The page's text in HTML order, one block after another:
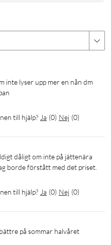
till hjälp? Ja (0) Nej (0)
borde förstått med det priset.
till hjälp? Ja (0) Nej (0)
bättre på sommar halvåret